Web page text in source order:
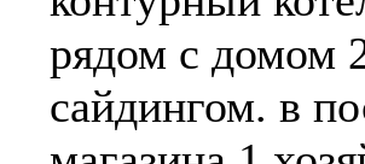
рядом с домом
сайдингом. в